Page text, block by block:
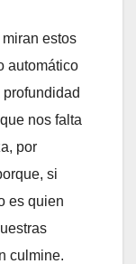
estos
automático
nos falta
por
si
es quien
culmine.